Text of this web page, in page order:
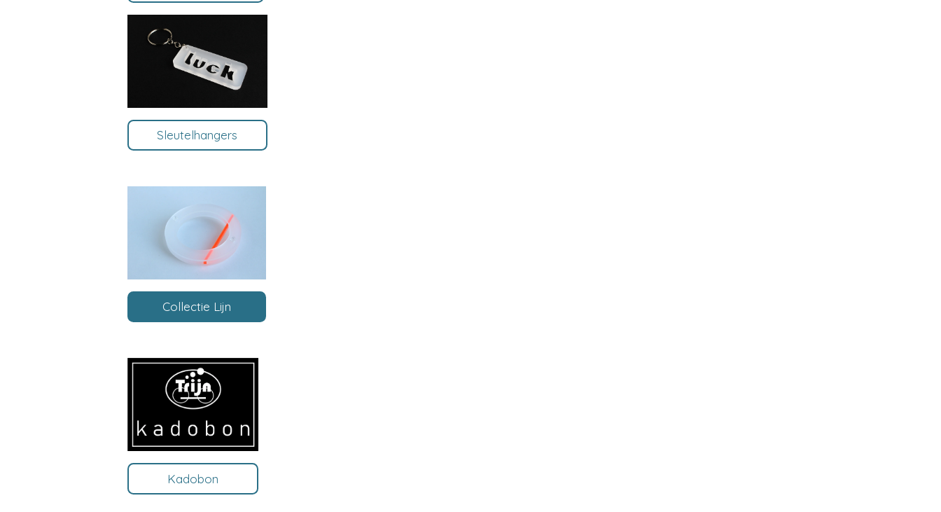
Sleutelhangers
Collectie Lijn
Kadobon